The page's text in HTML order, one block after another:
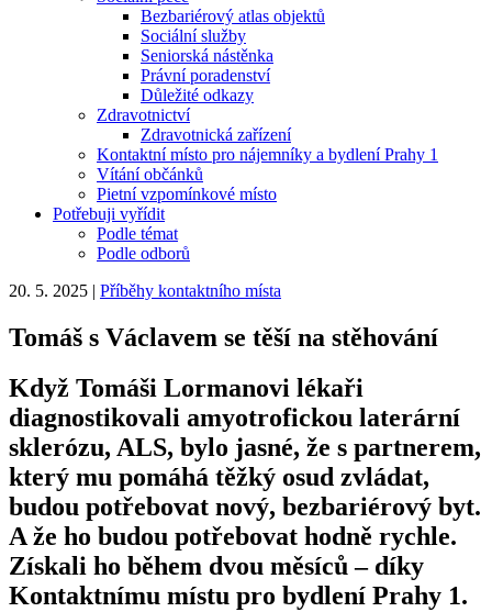
Bezbariérový atlas objektů
Sociální služby
Seniorská nástěnka
Právní poradenství
Důležité odkazy
Zdravotnictví
Zdravotnická zařízení
Kontaktní místo pro nájemníky a bydlení Prahy 1
Vítání občánků
Pietní vzpomínkové místo
Potřebuji vyřídit
Podle témat
Podle odborů
20. 5. 2025 | Příběhy kontaktního místa
Tomáš s Václavem se těší na stěhování
Když Tomáši Lormanovi lékaři
diagnostikovali amyotrofickou laterární
sklerózu, ALS, bylo jasné, že s partnerem,
který mu pomáhá těžký osud zvládat,
budou potřebovat nový, bezbariérový byt.
A že ho budou potřebovat hodně rychle.
Získali ho během dvou měsíců – díky
Kontaktnímu místu pro bydlení Prahy 1.